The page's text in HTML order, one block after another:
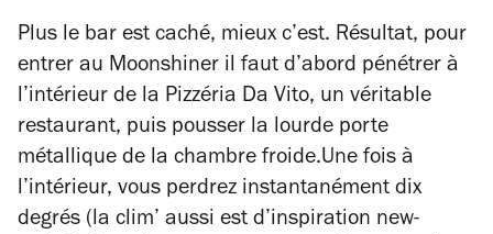
Plus le bar est caché, mieux c’est. Résultat, pour
entrer au Moonshiner il faut d’abord pénétrer à
l’intérieur de la Pizzéria Da Vito, un véritable
restaurant, puis pousser la lourde porte
métallique de la chambre froide.Une fois à
l’intérieur, vous perdrez instantanément dix
degrés (la clim’ aussi est d’inspiration new-